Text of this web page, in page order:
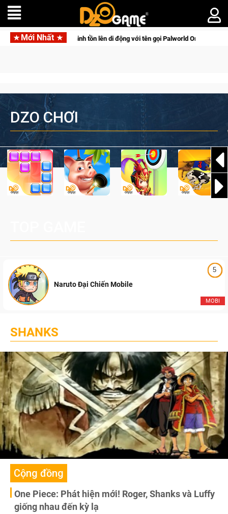
Mới Nhất
tấn săn thú sinh tồn lên di động với tên gọi Palworld Online
DZO CHƠI
5
MOBI
Naruto Đại Chiến Mobile
SHANKS
Cộng đồng
One Piece: Phát hiện mới! Roger, Shanks và Luffy
giống nhau đến kỳ lạ